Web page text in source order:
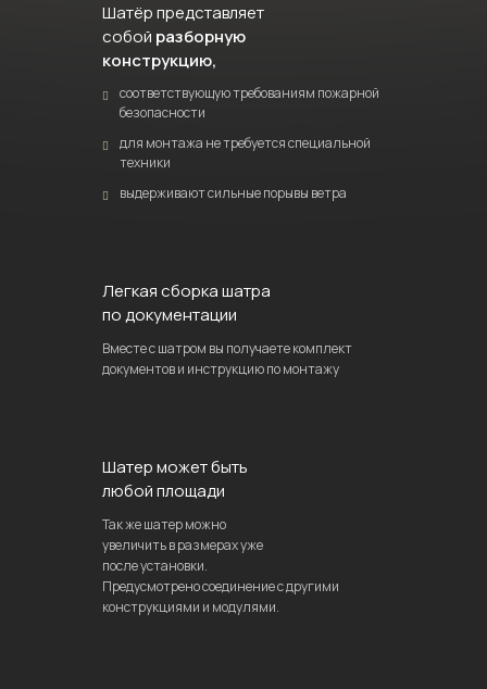
Шатёр представляет
собой разборную
конструкцию,
соответствующую требованиям пожарной
безопасности
для монтажа не требуется специальной
техники
выдерживают сильные порывы ветра
Легкая сборка шатра
по документации
Вместе с шатром вы получаете комплект
документов и инструкцию по монтажу
Шатер может быть
любой площади
Так же шатер можно
увеличить в размерах уже
после установки.
Предусмотрено соединение с другими
конструкциями и модулями.